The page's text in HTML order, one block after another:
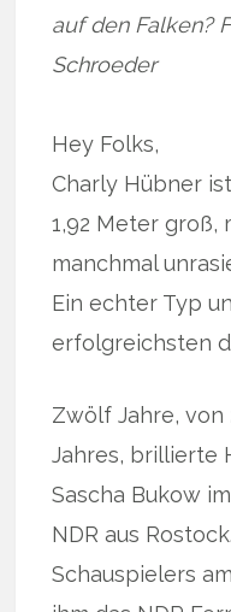
auf den Falken?
Schroeder
Hey Folks,
Charly Hübner
1,92 Meter groß,
manchmal
Ein echter Typ
erfolgreichsten
Zwölf Jahre, von
Jahres, brillierte
Sascha Bukow
NDR aus
Schauspielers